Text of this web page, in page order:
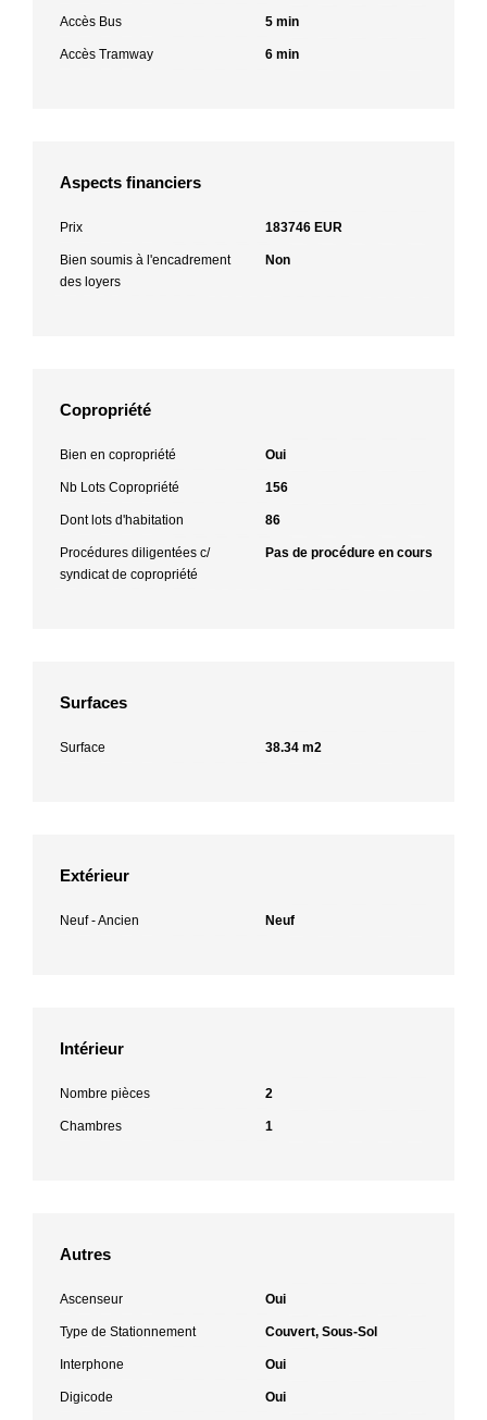
Accès Bus 5 min
Accès Tramway 6 min
Aspects financiers
Prix 183746 EUR
Bien soumis à l'encadrement
des loyers
Non
Copropriété
Bien en copropriété Oui
Nb Lots Copropriété 156
Dont lots d'habitation 86
Procédures diligentées c/
syndicat de copropriété
Pas de procédure en cours
Surfaces
Surface 38.34 m2
Extérieur
Neuf - Ancien Neuf
Intérieur
Nombre pièces 2
Chambres 1
Autres
Ascenseur Oui
Type de Stationnement Couvert, Sous-Sol
Interphone Oui
Digicode Oui